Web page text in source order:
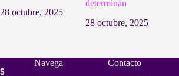
28 octubre, 2025
determinan
28 octubre, 2025
Navega
Contacto